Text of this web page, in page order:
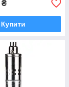
₴
Купити